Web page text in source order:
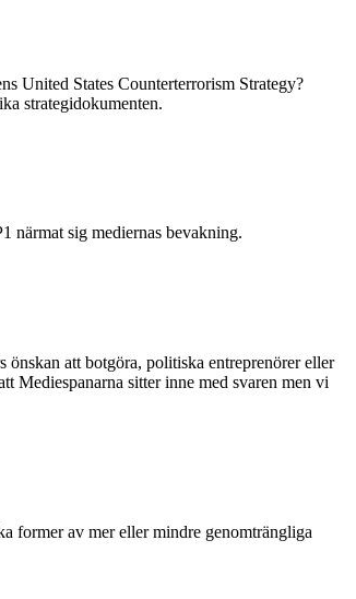
United States Counterterrorism Strategy?
strategidokumenten.
närmat sig mediernas bevakning.
att botgöra, politiska entreprenörer eller
Mediespanarna sitter inne med svaren men vi
former av mer eller mindre genomträngliga